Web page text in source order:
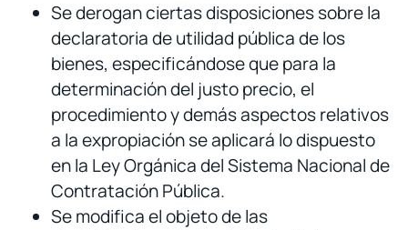
Se derogan ciertas disposiciones sobre la
declaratoria de utilidad pública de los
bienes, especificándose que para la
determinación del justo precio, el
procedimiento y demás aspectos relativos
a la expropiación se aplicará lo dispuesto
en la Ley Orgánica del Sistema Nacional de
Contratación Pública.
Se modifica el objeto de las